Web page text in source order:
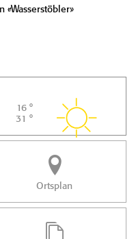
«Wasserstöbler»
16 °
31 °
Ortsplan